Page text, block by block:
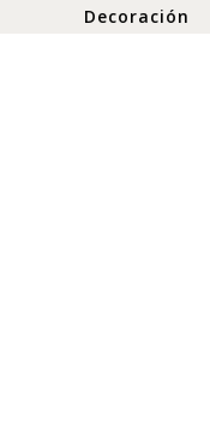
Decoración